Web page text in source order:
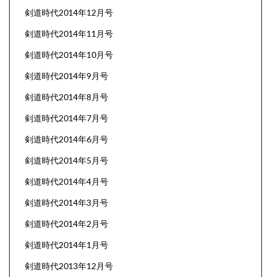
剣道時代2014年12月号
剣道時代2014年11月号
剣道時代2014年10月号
剣道時代2014年9月号
剣道時代2014年8月号
剣道時代2014年7月号
剣道時代2014年6月号
剣道時代2014年5月号
剣道時代2014年4月号
剣道時代2014年3月号
剣道時代2014年2月号
剣道時代2014年1月号
剣道時代2013年12月号